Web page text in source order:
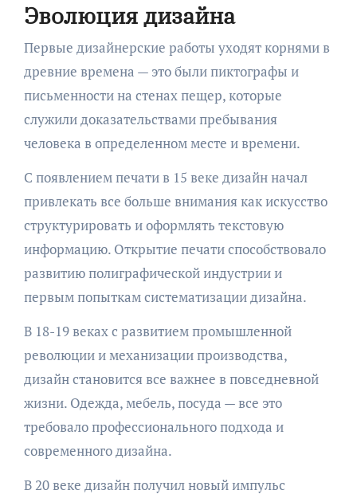
Эволюция дизайна
Первые дизайнерские работы уходят корнями в
древние времена — это были пиктографы и
письменности на стенах пещер, которые
служили доказательствами пребывания
человека в определенном месте и времени.
С появлением печати в 15 веке дизайн начал
привлекать все больше внимания как искусство
структурировать и оформлять текстовую
информацию. Открытие печати способствовало
развитию полиграфической индустрии и
первым попыткам систематизации дизайна.
В 18-19 веках с развитием промышленной
революции и механизации производства,
дизайн становится все важнее в повседневной
жизни. Одежда, мебель, посуда — все это
требовало профессионального подхода и
современного дизайна.
В 20 веке дизайн получил новый импульс